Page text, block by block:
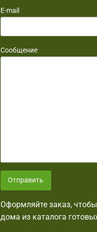
E-mail
Сообщение
Отправить
Оформляйте заказ,
дома из каталога